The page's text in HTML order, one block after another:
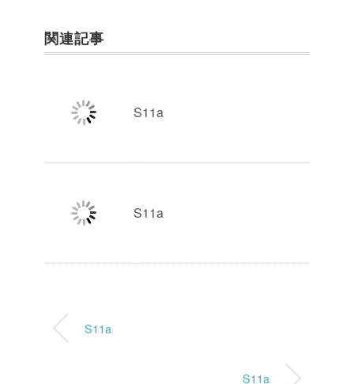
関連記事
S11a
S11a
S11a
S11a